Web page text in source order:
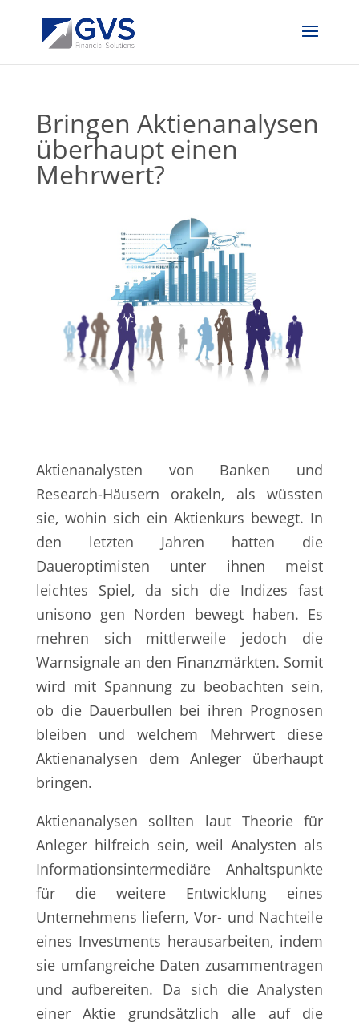
Bringen Aktienanalysen
überhaupt einen
Mehrwert?
Aktienanalysten von Banken und
Research-Häusern orakeln, als wüssten
sie, wohin sich ein Aktienkurs bewegt. In
den letzten Jahren hatten die
Daueroptimisten unter ihnen meist
leichtes Spiel, da sich die Indizes fast
unisono gen Norden bewegt haben. Es
mehren sich mittlerweile jedoch die
Warnsignale an den Finanzmärkten. Somit
wird mit Spannung zu beobachten sein,
ob die Dauerbullen bei ihren Prognosen
bleiben und welchem Mehrwert diese
Aktienanalysen dem Anleger überhaupt
bringen.
Aktienanalysen sollten laut Theorie für
Anleger hilfreich sein, weil Analysten als
Informationsintermediäre Anhaltspunkte
für die weitere Entwicklung eines
Unternehmens liefern, Vor- und Nachteile
eines Investments herausarbeiten, indem
sie umfangreiche Daten zusammentragen
und aufbereiten. Da sich die Analysten
einer Aktie grundsätzlich alle auf die